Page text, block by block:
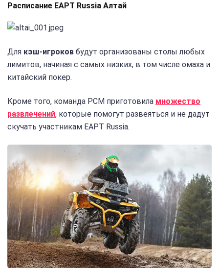
Расписание EAPT Russia Алтай
Для кэш-игроков будут организованы столы любых
лимитов, начиная с самых низких, в том числе омаха и
китайский покер.
Кроме того, команда PCM приготовила множество
развлечений, которые помогут развеяться и не дадут
скучать участникам EAPT Russia.